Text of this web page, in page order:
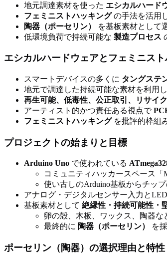
地元調達素材を使った エシカルハード
フェミニストハッキングの手法を活用
陶器（ポーセリン）
を基板素材として
低環境負荷で持続可能な 製造プロセス
エシカルハードウェアとフェミニス
スマートデバイスの多くに タングステ
地元で調達した持続可能な素材を利用
再生可能、低毒性、公正取引、リサイ
アーティスト的かつ責任ある視点で
フェミニストハッキングを批評的枠組
プロジェクトの始まりと目標
Arduino Uno で使われている
コミュニティハッカースペース「
使い古しのArduino基板からチッ
アナログ・デジタルセンサー入力と
基板素材として 絶縁性・持続可能性・
卵の殻、木板、ワックス、陶器な
最終的に 陶器（ポーセリン） を
ポーセリン（陶器）の選択理由と特性